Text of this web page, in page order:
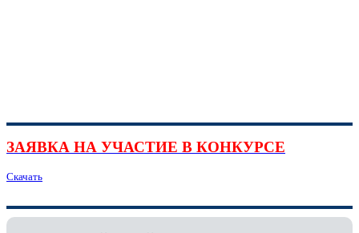
ЗАЯВКА НА УЧАСТИЕ В КОНКУРСЕ
Скачать